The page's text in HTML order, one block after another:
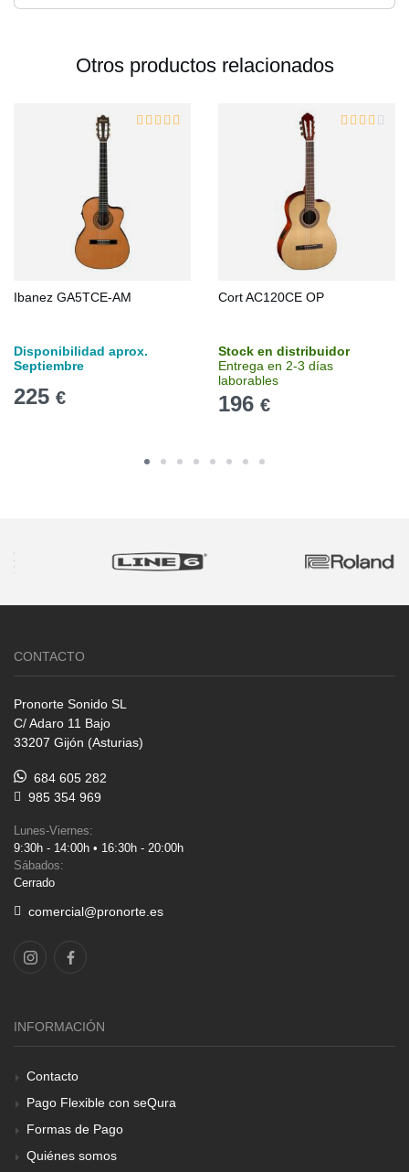
Otros productos relacionados
Ibanez GA5TCE-AM
Disponibilidad aprox.
Septiembre
225 €
Cort AC120CE OP
Stock en distribuidor
Entrega en 2-3 días
laborables
196 €
CONTACTO
Pronorte Sonido SL
C/ Adaro 11 Bajo
33207 Gijón (Asturias)
684 605 282
985 354 969
Lunes-Viernes:
9:30h - 14:00h • 16:30h - 20:00h
Sábados:
Cerrado
comercial@pronorte.es
INFORMACIÓN
Contacto
Pago Flexible con seQura
Formas de Pago
Quiénes somos